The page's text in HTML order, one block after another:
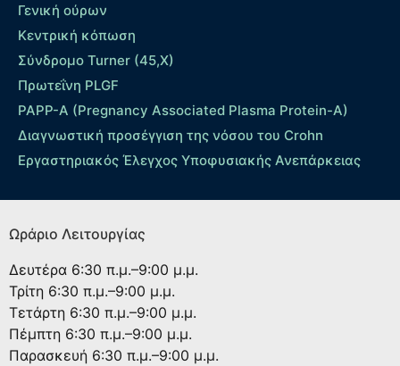
Γενική ούρων
Κεντρική κόπωση
Σύνδρομο Turner (45,X)
Πρωτεΐνη PLGF
PAPP-A (Pregnancy Associated Plasma Protein-A)
Διαγνωστική προσέγγιση της νόσου του Crohn
Εργαστηριακός Έλεγχος Υποφυσιακής Ανεπάρκειας
Ωράριο Λειτουργίας
Δευτέρα 6:30 π.μ.–9:00 μ.μ.
Τρίτη 6:30 π.μ.–9:00 μ.μ.
Τετάρτη 6:30 π.μ.–9:00 μ.μ.
Πέμπτη 6:30 π.μ.–9:00 μ.μ.
Παρασκευή 6:30 π.μ.–9:00 μ.μ.